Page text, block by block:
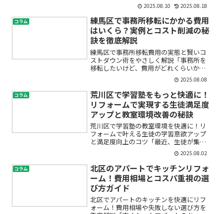
くなった」「新しいオフィスで回線をす
ぐに整えたい」「どこに頼めばいいのか
分からない…」「費用が高くなりそうで
不安」――豊島区で電話回...
2025.08.10 2025.08.18
コラム
練馬区で事務所移転にかかる費用
はいくら？実例とコスト削減の秘
訣を徹底解説
練馬区で事務所移転費用の実態と賢いコ
ストダウン術をやさしく解説「事務所を
移転したいけど、費用がどれくらいかか
るの？」「見積もりを取っても、どこま
でが正しい金額なのか分からない…」練
馬区でオフィス移転を考えている方の多
くが、費用相場や内訳、そ...
2025.08.08
コラム
荒川区で学習塾をもっと快適に！
リフォームで実現する生徒満足度
アップと教室環境改善の秘訣
荒川区で学習塾の教室環境を快適に！リ
フォームで叶える生徒の学習意欲アップ
と満足度向上のコツ「最近、生徒が集中
できていない気がする」「教室が古くて
居心地が悪いと感じる」「塾の口コミや
満足度を高めたい」――このようなお悩みを
持つ荒川区の学習塾経...
2025.08.02
コラム
北区のアパートでキッチンリフォ
ーム！費用相場とコスパ重視の選
び方ガイド
北区でアパートのキッチンを快適にリフ
ォーム！費用相場や失敗しない選び方を